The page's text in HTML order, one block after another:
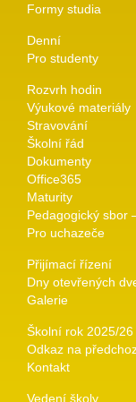
Formy studia
Denní
Pro studenty
Rozvrh hodin
Výukové materiály
Stravování
Školní řád
Dokumenty
Office365
Maturity
Pedagogický sbor
Pro uchazeče
Přijímací řízení
Dny otevřených
Galerie
Školní rok 2025/26
Odkaz na
Kontakt
Vedení školy